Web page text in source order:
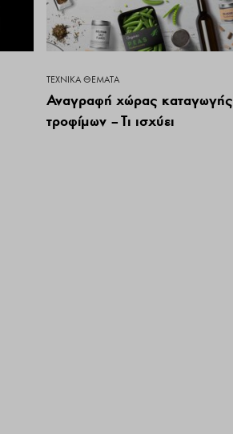
ΤΕΧΝΙΚΆ ΘΈΜΑΤΑ
Αναγραφή χώρας καταγωγής
τροφίμων – Τι ισχύει